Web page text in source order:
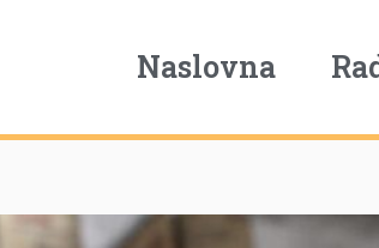
Naslovna